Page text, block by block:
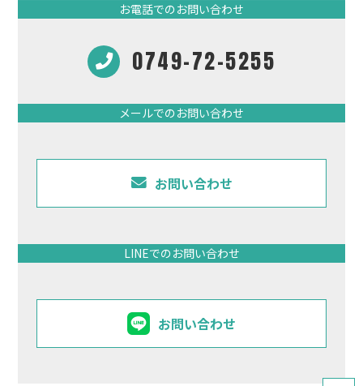
お電話でのお問い合わせ
0749-72-5255
メールでのお問い合わせ
お問い合わせ
LINEでのお問い合わせ
お問い合わせ